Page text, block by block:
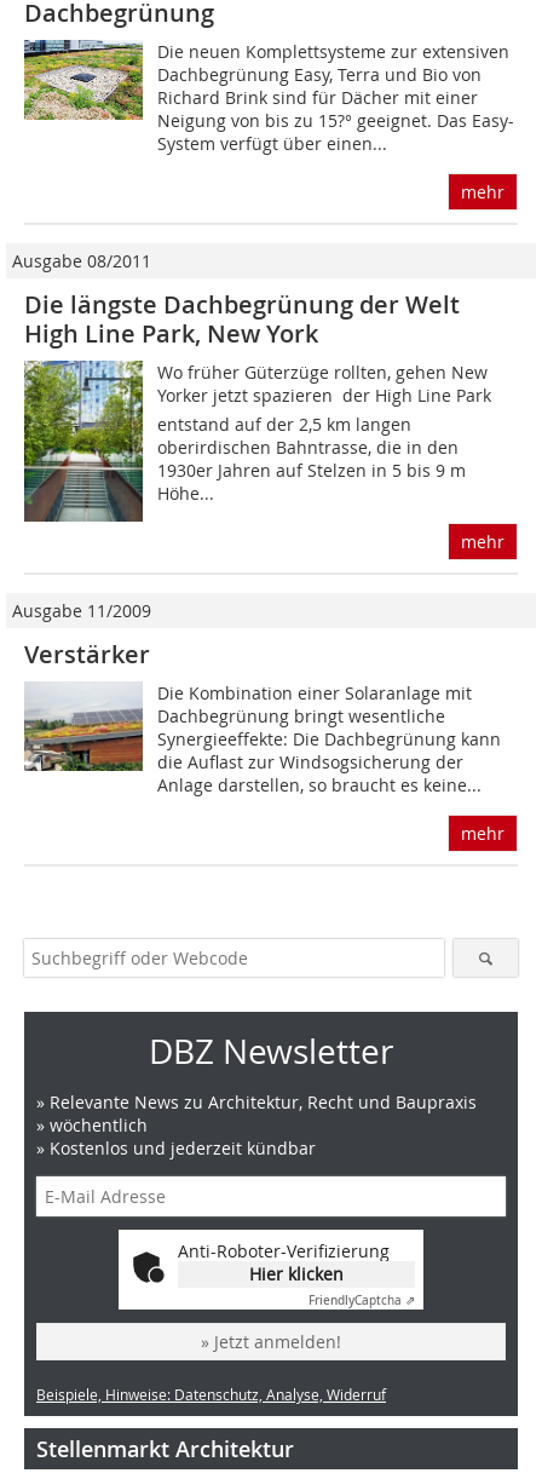
Dachbegrünung
Die neuen Komplettsysteme zur extensiven
Dachbegrünung Easy, Terra und Bio von
Richard Brink sind für Dächer mit einer
Neigung von bis zu 15?° geeignet. Das Easy-
System verfügt über einen...
mehr
Ausgabe 08/2011
Die längste Dachbegrünung der Welt
High Line Park, New York
Wo früher Güterzüge rollten, gehen New
Yorker jetzt spazieren  der High Line Park
entstand auf der 2,5 km langen
oberirdischen Bahntrasse, die in den
1930er Jahren auf Stelzen in 5 bis 9 m
Höhe...
mehr
Ausgabe 11/2009
Verstärker
Die Kombination einer Solaranlage mit
Dachbegrünung bringt wesentliche
Synergieeffekte: Die Dachbegrünung kann
die Auflast zur Windsogsicherung der
Anlage darstellen, so braucht es keine...
mehr
DBZ Newsletter
» Relevante News zu Architektur, Recht und Baupraxis
» wöchentlich
» Kostenlos und jederzeit kündbar
Anti-Roboter-Verifizierung
Hier klicken
FriendlyCaptcha ⇗
» Jetzt anmelden!
Beispiele, Hinweise: Datenschutz, Analyse, Widerruf
Stellenmarkt Architektur